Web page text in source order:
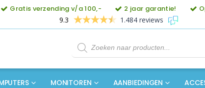
Gratis verzending v/a 100,- 2 jaar garantie!
9.3
1.484 reviews
Producten
zoeken
MONITOREN AANBIEDINGEN